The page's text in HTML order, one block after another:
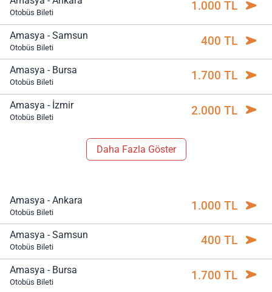
Otobüs Bileti 1.000 TL
Amasya - Samsun
Otobüs Bileti 400 TL
Amasya - Bursa
Otobüs Bileti 1.700 TL
Amasya - İzmir
Otobüs Bileti 2.000 TL
Daha Fazla Göster
Amasya - Ankara
Otobüs Bileti 1.000 TL
Amasya - Samsun
Otobüs Bileti 400 TL
Amasya - Bursa
Otobüs Bileti 1.700 TL